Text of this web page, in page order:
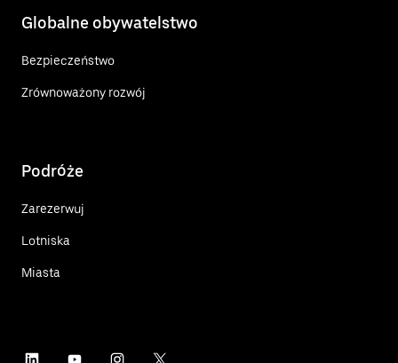
Globalne obywatelstwo
Bezpieczeństwo
Zrównoważony rozwój
Podróże
Zarezerwuj
Lotniska
Miasta